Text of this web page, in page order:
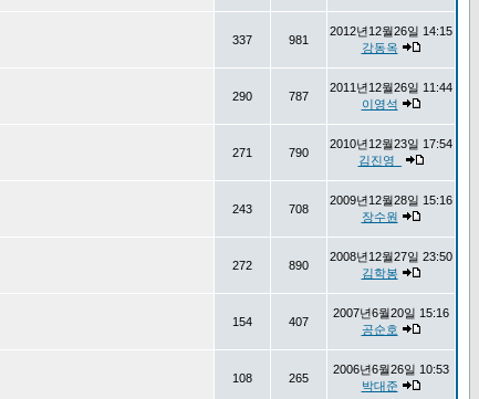
337 981
2012년12월26일 14:15
강동옥
290 787
2011년12월26일 11:44
이영석
271 790
2010년12월23일 17:54
김진영_
243 708
2009년12월28일 15:16
장수원
272 890
2008년12월27일 23:50
김학봉
154 407
2007년6월20일 15:16
공순호
108 265
2006년6월26일 10:53
박대준